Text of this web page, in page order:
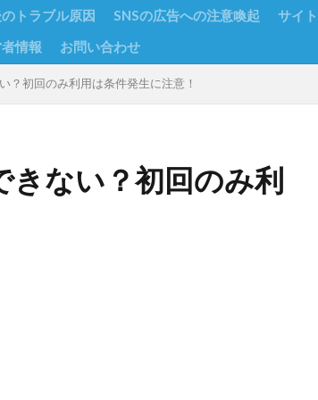
トラブル原因 SNSの広告への注意喚起
サイ
情報 お問い合わせ
？初回のみ利用は条件発生に注意！
きない？初回のみ利